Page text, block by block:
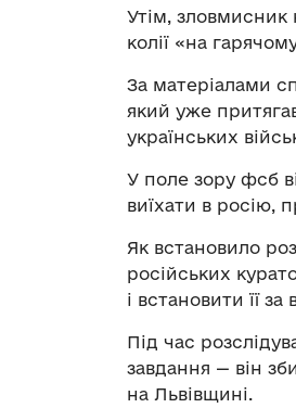
Утім, зловмисник
колії «на
За матеріалами
який уже
українських
У поле зору фсб
виїхати в росію,
Як встановило
російських
і встановити її
Під час
завдання — він
на Львівщині.